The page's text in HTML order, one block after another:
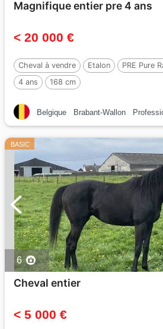
Magnifique entier pre 4 ans
< 20 000 €
Cheval à vendre Etalon PRE Pure
4 ans
168 cm
Belgique Brabant-Wallon
BASIC
6
Cheval entier
< 5 000 €